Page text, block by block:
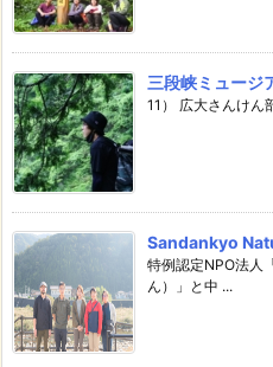
三段峡ミュージ
11） 広大さんけん
Sandankyo
特例認定NPO法人
ん）」と中 ...